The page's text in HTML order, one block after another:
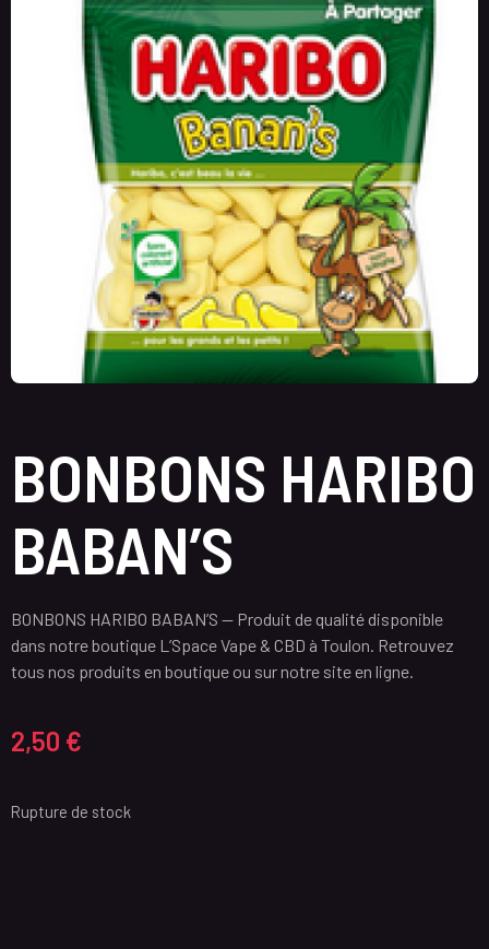
BONBONS HARIBO
BABAN’S
BONBONS HARIBO BABAN’S — Produit de qualité disponible
dans notre boutique L’Space Vape & CBD à Toulon. Retrouvez
tous nos produits en boutique ou sur notre site en ligne.
2,50 €
Rupture de stock